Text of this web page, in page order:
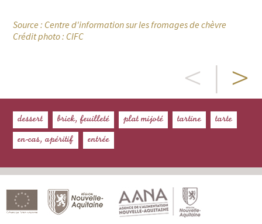
Source : Centre d'information sur les fromages de chèvre
Crédit photo : CIFC
< >
dessert brick, feuilleté plat mijoté tartine tarte
en-cas, apéritif entrée